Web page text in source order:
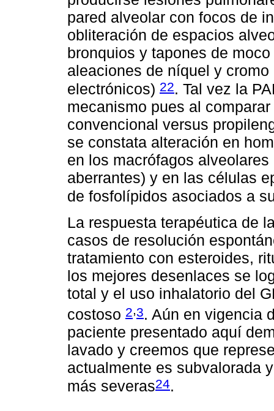
pared alveolar con focos de
obliteración de espacios
bronquios y tapones de
aleaciones de níquel y
electrónicos) 22. Tal vez la
mecanismo pues al
convencional versus
se constata alteración en
en los macrófagos
aberrantes) y en las células
de fosfolípidos asociados a
La respuesta terapéutica de
casos de resolución
tratamiento con esteroides,
los mejores desenlaces se
total y el uso inhalatorio del
costoso 2,3. Aún en vigencia
paciente presentado aquí
lavado y creemos que
actualmente es subvalorada
más severas24.